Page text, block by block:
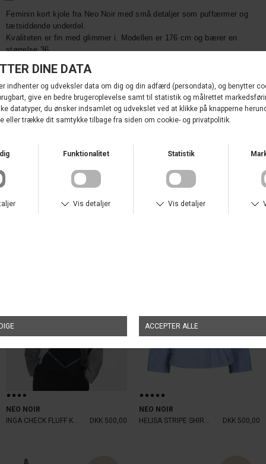
Feminin kort kjole fra Neo Noir med små detaljer som puffærmer og
tætsiddende underdel.
Kvaliteten er fin med glimmer i. Modellen er 176 cm og bærer en
størrelse 36.
Størrelsesguide - Klik her
Varenr. 164268 322
ANDRE KØBTE OGSÅ
NEO NOIR
INGA CHECK FLUFF KNIT BLOUSE N
DKK 500,00
NEO NOIR
HELISA STRIPE SHIRT LIGHT BLUE
DKK 500,00